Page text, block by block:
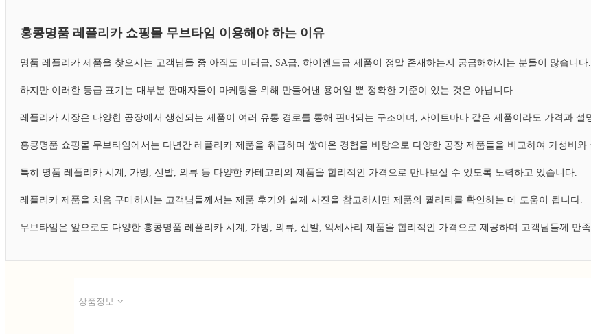
홍콩명품 레플리카 쇼핑몰 무브타임 이용해야 하는 이유
명품 레플리카 제품을 찾으시는 고객님들 중 아직도 미러급, SA급, 하이엔드급 제품이 정말 존재하는지 궁금해하시는 분들이 많습니다.
하지만 이러한 등급 표기는 대부분 판매자들이 마케팅을 위해 만들어낸 용어일 뿐 정확한 기준이 있는 것은 아닙니다.
레플리카 시장은 다양한 공장에서 생산되는 제품이 여러 유통 경로를 통해 판매되는 구조이며, 사이트마다 같은 제품이라도 가격과 설
홍콩명품 쇼핑몰 무브타임에서는 다년간 레플리카 제품을 취급하며 쌓아온 경험을 바탕으로 다양한 공장 제품들을 비교하여 가성비
특히 명품 레플리카 시계, 가방, 신발, 의류 등 다양한 카테고리의 제품을 합리적인 가격으로 만나보실 수 있도록 노력하고 있습니다.
레플리카 제품을 처음 구매하시는 고객님들께서는 제품 후기와 실제 사진을 참고하시면 제품의 퀄리티를 확인하는 데 도움이 됩니다.
무브타임은 앞으로도 다양한 홍콩명품 레플리카 시계, 가방, 의류, 신발, 악세사리 제품을 합리적인 가격으로 제공하며 고객님들께 만
상품정보